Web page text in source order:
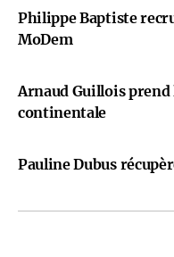
Philippe Baptiste
MoDem
Arnaud Guillois prend
continentale
Pauline Dubus